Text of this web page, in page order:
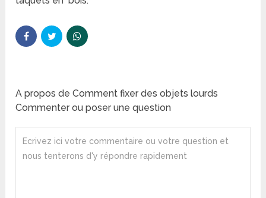
A propos de Comment fixer des objets lourds
Commenter ou poser une question